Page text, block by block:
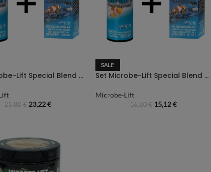
Set Microbe-Lift Special Blend 236ml+ Nite Out II – 236ml
25,80€ 23,22€
SALE
Set Microbe-Lift Special Blend + Nite Out II- 118ml
Microbe-Lift
16,80€ 15,12€